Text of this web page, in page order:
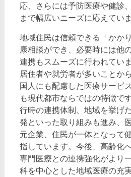
応、さらには予防医療や健診
まで幅広いニーズに応えていま
地域住民は信頼できる「かか
康相談ができ、必要時には他
連携もスムーズに行われてい
居住者や就労者が多いことか
国人にも配慮した医療サービ
も現代都市ならではの特徴で
行時の連携体制、地域を挙げ
発といった取り組みも進み、
元企業、住民が一体となって
指しています。今後、高齢化
専門医療との連携強化がより
科を中心とした地域医療の充